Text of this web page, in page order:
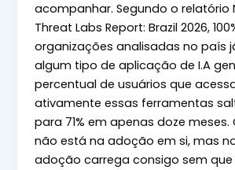
acompanhar. Segundo o relatório
Threat Labs Report: Brazil 2026,
organizações analisadas no país
algum tipo de aplicação de I.A
percentual de usuários que
ativamente essas ferramentas
para 71% em apenas doze
não está na adoção em si, mas
adoção carrega consigo sem que